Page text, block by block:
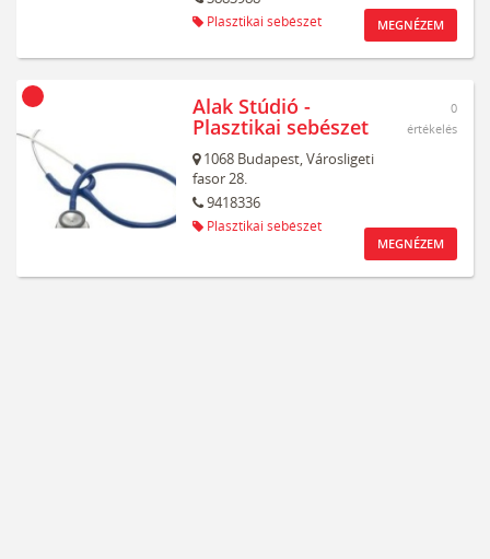
Plasztikai sebészet MEGNÉZEM
Alak Stúdió -
Plasztikai sebészet
1068 Budapest,Városligeti
fasor 28.
9418336
Plasztikai sebészet
0
értékelés
MEGNÉZEM